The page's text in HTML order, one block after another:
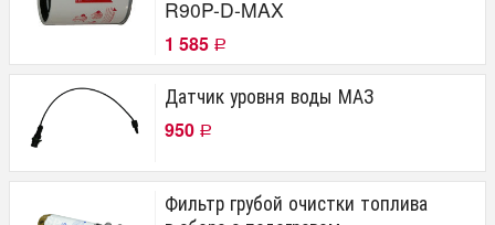
R90P-D-MAX
1 585 Р
Датчик уровня воды МАЗ
950 Р
Фильтр грубой очистки топлива